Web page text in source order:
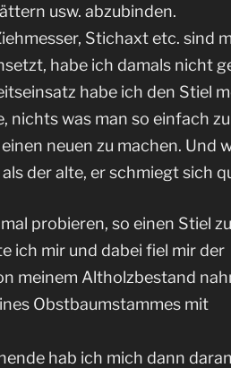
usw. abzubinden.
Stichaxt etc. sind
habe ich damals nicht
habe ich den Stiel
nichts was man so einfach
neuen zu machen. Und
der alte, er schmiegt sich
probieren, so einen Stiel zu
ich mir und dabei fiel mir der
meinem Altholzbestand
Obstbaumstammes mit
hab ich mich dann daran